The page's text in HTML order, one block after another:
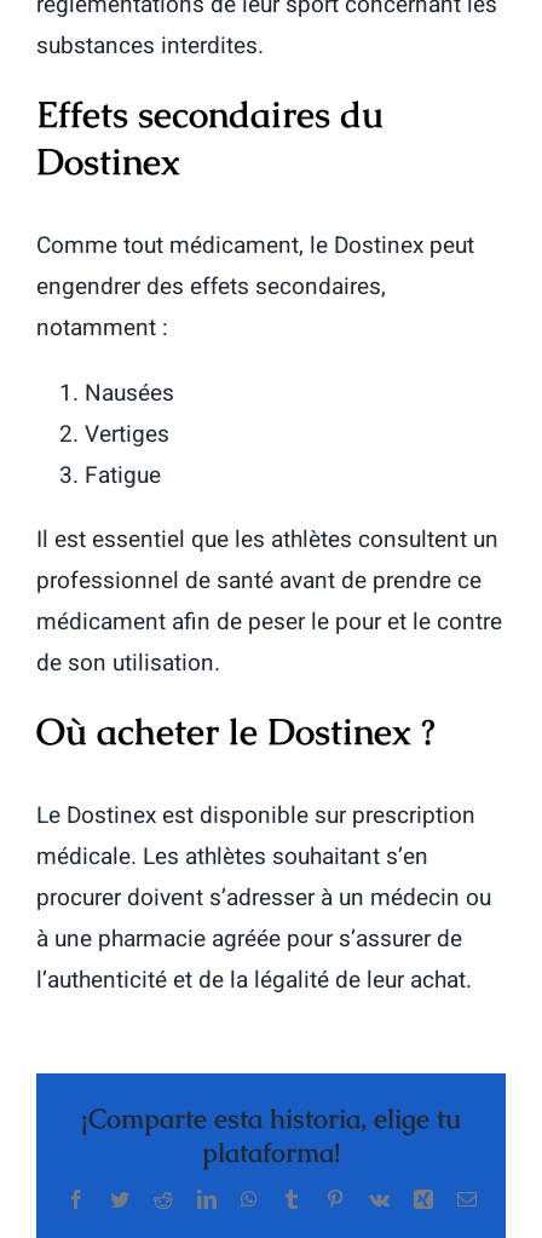
substances interdites.
Effets secondaires du
Dostinex
Comme tout médicament, le Dostinex peut
engendrer des effets secondaires,
notamment :
Nausées
Vertiges
Fatigue
Il est essentiel que les athlètes consultent un
professionnel de santé avant de prendre ce
médicament afin de peser le pour et le contre
de son utilisation.
Où acheter le Dostinex ?
Le Dostinex est disponible sur prescription
médicale. Les athlètes souhaitant s’en
procurer doivent s’adresser à un médecin ou
à une pharmacie agréée pour s’assurer de
l’authenticité et de la légalité de leur achat.
¡Comparte esta historia, elige tu
plataforma!
Facebook
TwitterRedditLinkedInWhatsApp
TumblrPinterest
Vk Xing Correo